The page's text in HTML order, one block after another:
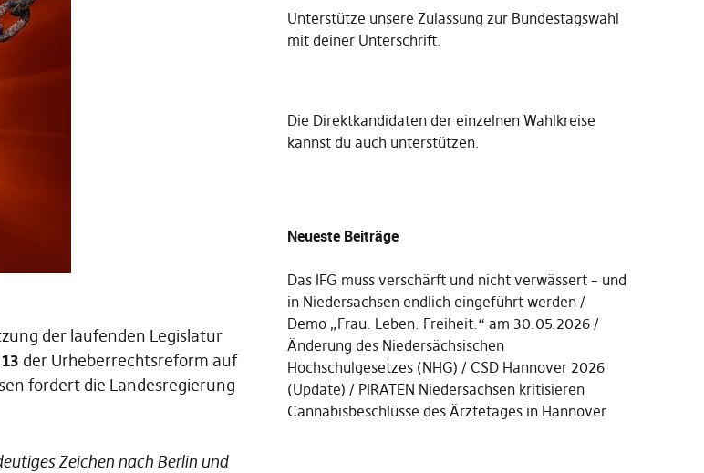
der laufenden Legislatur
der Urheberrechtsreform auf
fordert die Landesregierung
Zeichen nach Berlin und
Unterstütze unsere Zulassung zur Bundestagswahl
mit deiner Unterschrift.
Die Direktkandidaten der einzelnen Wahlkreise
kannst du auch unterstützen.
Neueste Beiträge
Das IFG muss verschärft und nicht verwässert – und
in Niedersachsen endlich eingeführt werden
Demo „Frau. Leben. Freiheit.“ am 30.05.2026
Änderung des Niedersächsischen
Hochschulgesetzes (NHG)
CSD Hannover 2026
(Update)
PIRATEN Niedersachsen kritisieren
Cannabisbeschlüsse des Ärztetages in Hannover